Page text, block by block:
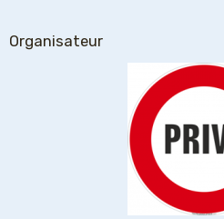
Organisateur